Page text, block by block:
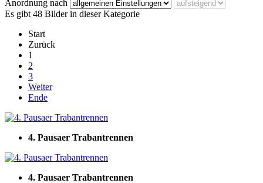
Anordnung nach
Es gibt 48 Bilder in dieser Kategorie
Start
Zurück
1
2
3
Weiter
Ende
4. Pausaer Trabantrennen
4. Pausaer Trabantrennen